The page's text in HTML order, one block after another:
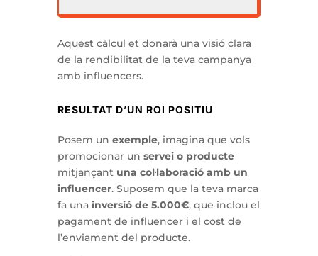
Aquest càlcul et donarà una visió clara
de la rendibilitat de la teva campanya
amb influencers.
RESULTAT D’UN ROI POSITIU
Posem un exemple, imagina que vols
promocionar un servei o producte
mitjançant una col·laboració amb un
influencer. Suposem que la teva marca
fa una inversió de 5.000€, que inclou el
pagament de influencer i el cost de
l’enviament del producte.